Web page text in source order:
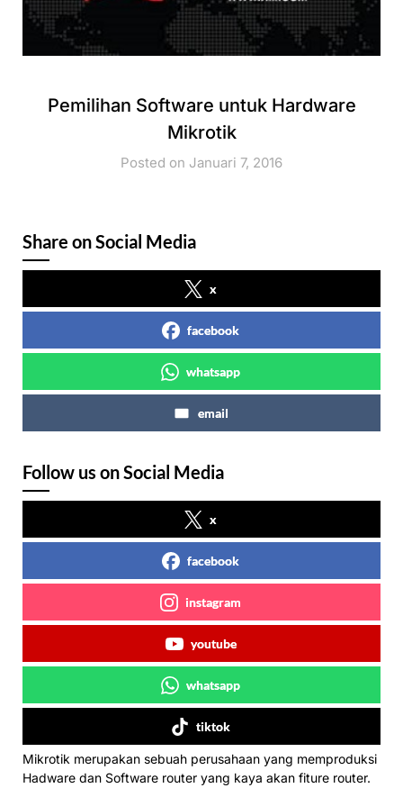
Pemilihan Software untuk Hardware
Mikrotik
Posted on Januari 7, 2016
Share on Social Media
x
facebook
whatsapp
email
Follow us on Social Media
x
facebook
instagram
youtube
whatsapp
tiktok
Mikrotik merupakan sebuah perusahaan yang memproduksi
Hadware dan Software router yang kaya akan fiture router.